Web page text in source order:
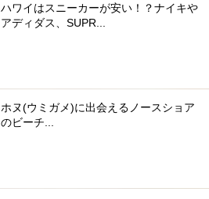
ハワイはスニーカーが安い！？ナイキや
アディダス、SUPR...
ホヌ(ウミガメ)に出会えるノースショア
のビーチ...